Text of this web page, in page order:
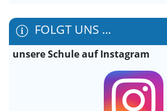
FOLGT UNS ...
unsere Schule auf Instagram